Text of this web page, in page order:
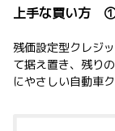
上手な買い方 ①
残価設定型クレジ
て据え置き、残り
にやさしい自動車